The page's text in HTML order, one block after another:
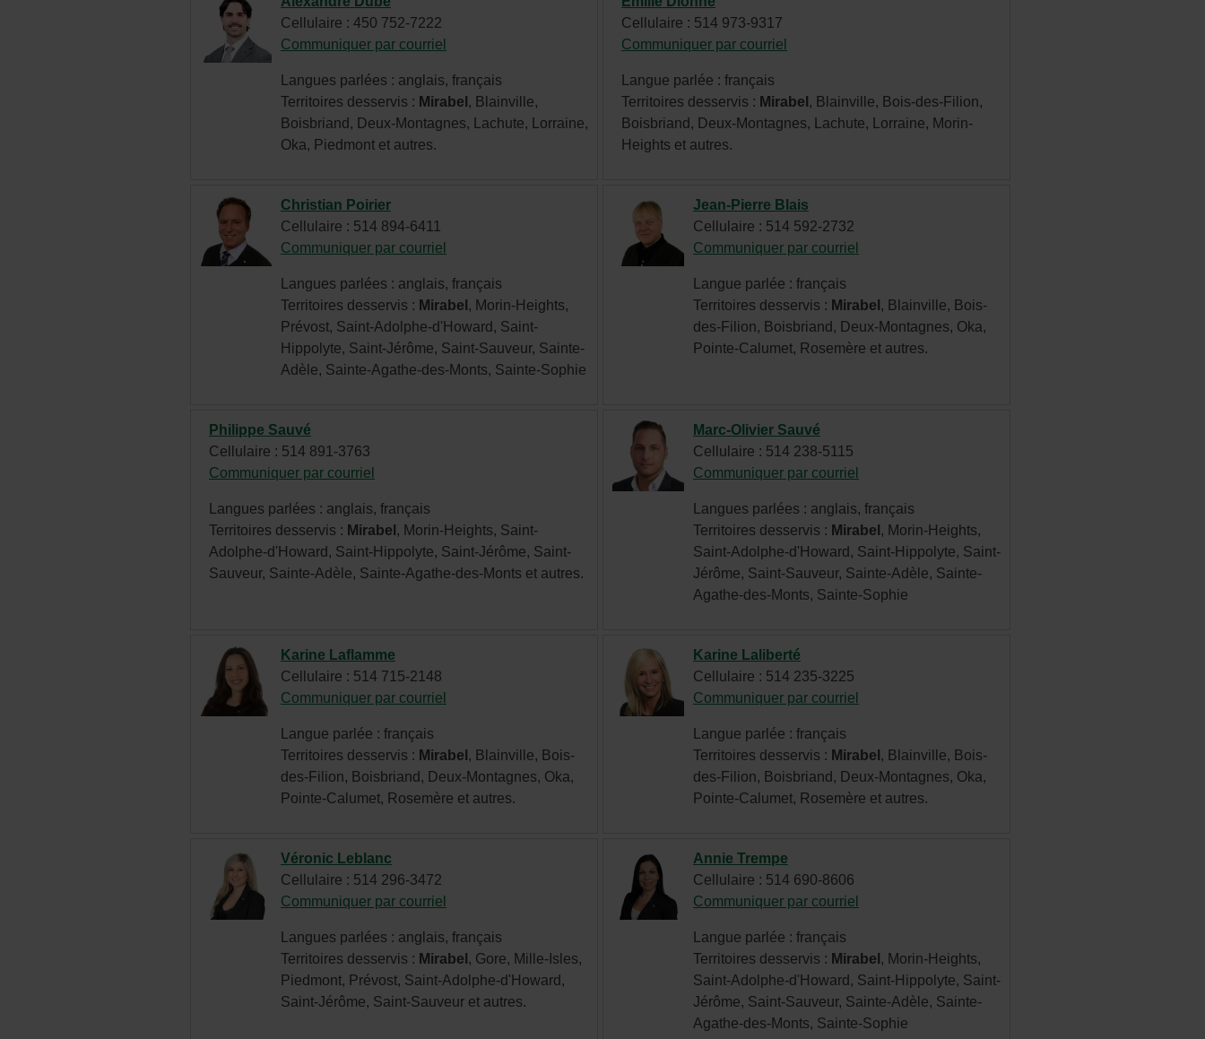
Cellulaire : 450 752-7222
Communiquer par courriel
s'ouvrira
dans
une
Langues parlées : anglais, français
Territoires desservis : Mirabel , Blainville,
Boisbriand, Deux-Montagnes, Lachute, Lorraine,
Oka, Piedmont et autres.
Cellulaire : 514 973-9317
Communiquer par courriel
dans
une
Langue parlée : français
Territoires desservis : Mirabel , Blainville, Bois-des-Filion,
Boisbriand, Deux-Montagnes, Lachute, Lorraine, Morin-
Heights et autres.
Christian Poirier
Cellulaire : 514 894-6411
Communiquer par courriel
s'ouvrira
dans
une
nouvelle
fenêtre.
Langues parlées : anglais, français
Territoires desservis : Mirabel , Morin-Heights,
Prévost, Saint-Adolphe-d'Howard, Saint-
Hippolyte, Saint-Jérôme, Saint-Sauveur, Sainte-
Adèle, Sainte-Agathe-des-Monts, Sainte-Sophie
Jean-Pierre Blais
Cellulaire : 514 592-2732
Communiquer par courriel
dans
une
nouvelle
Langue parlée : français
Territoires desservis : Mirabel , Blainville, Bois-
des-Filion, Boisbriand, Deux-Montagnes, Oka,
Pointe-Calumet, Rosemère et autres.
Philippe Sauvé
Cellulaire : 514 891-3763
Communiquer par courriel
s'ouvrira
dans
une
nouvelle
Langues parlées : anglais, français
Territoires desservis : Mirabel , Morin-Heights, Saint-
Adolphe-d'Howard, Saint-Hippolyte, Saint-Jérôme, Saint-
Sauveur, Sainte-Adèle, Sainte-Agathe-des-Monts et autres.
Marc-Olivier Sauvé
Cellulaire : 514 238-5115
Communiquer par courriel
s'ouvrira
dans
une
nouvelle
fenêtre.
Langues parlées : anglais, français
Territoires desservis : Mirabel , Morin-Heights,
Saint-Adolphe-d'Howard, Saint-Hippolyte, Saint-
Jérôme, Saint-Sauveur, Sainte-Adèle, Sainte-
Agathe-des-Monts, Sainte-Sophie
Karine Laflamme
Cellulaire : 514 715-2148
Communiquer par courriel
dans
une
nouvelle
Langue parlée : français
Territoires desservis : Mirabel , Blainville, Bois-
des-Filion, Boisbriand, Deux-Montagnes, Oka,
Pointe-Calumet, Rosemère et autres.
Karine Laliberté
Cellulaire : 514 235-3225
Communiquer par courriel
dans
une
nouvelle
Langue parlée : français
Territoires desservis : Mirabel , Blainville, Bois-
des-Filion, Boisbriand, Deux-Montagnes, Oka,
Pointe-Calumet, Rosemère et autres.
Véronic Leblanc
Cellulaire : 514 296-3472
Communiquer par courriel
s'ouvrira
dans
une
nouvelle
Langues parlées : anglais, français
Territoires desservis : Mirabel , Gore, Mille-Isles,
Piedmont, Prévost, Saint-Adolphe-d'Howard,
Saint-Jérôme, Saint-Sauveur et autres.
Annie Trempe
Cellulaire : 514 690-8606
Communiquer par courriel
dans
une
nouvelle
fenêtre.
Langue parlée : français
Territoires desservis : Mirabel , Morin-Heights,
Saint-Adolphe-d'Howard, Saint-Hippolyte, Saint-
Jérôme, Saint-Sauveur, Sainte-Adèle, Sainte-
Agathe-des-Monts, Sainte-Sophie
province
ou
dans
le